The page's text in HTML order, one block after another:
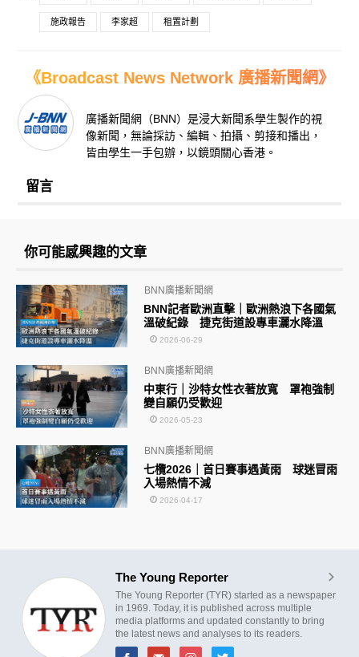
施政報告 李家超 租置計劃
《Broadcast News Network 廣播新聞網》
廣播新聞網（BNN）是浸大新聞系學生製作的視
像新聞，無論採訪、編輯、拍攝、剪接和播出，
皆由學生一手包辦，以鏡頭關心香港。
留言
你可能感興趣的文章
BNN記者歐洲直擊｜歐洲熱浪下各國氣
溫破紀錄 捷克街道設專車灑水降溫
BNN廣播新聞網
2026-06-29
中東行｜沙特女性衣著放寬 罩袍強制
變自願仍受歡迎
BNN廣播新聞網
2026-05-23
七欖2026｜首日賽事遇黃雨 球迷冒雨
入場熱情不減
BNN廣播新聞網
2026-04-17
The Young Reporter
The Young Reporter (TYR) started as a newspaper
in 1969. Today, it is published across multiple
media platforms and updated constantly to bring
the latest news and analyses to its readers.